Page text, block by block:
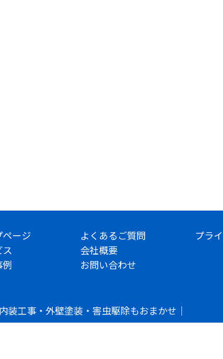
ページ
例
よくあるご質問
会社概要
お問い合わせ
プラ
工事・外壁塗装・害虫駆除もおまかせ｜